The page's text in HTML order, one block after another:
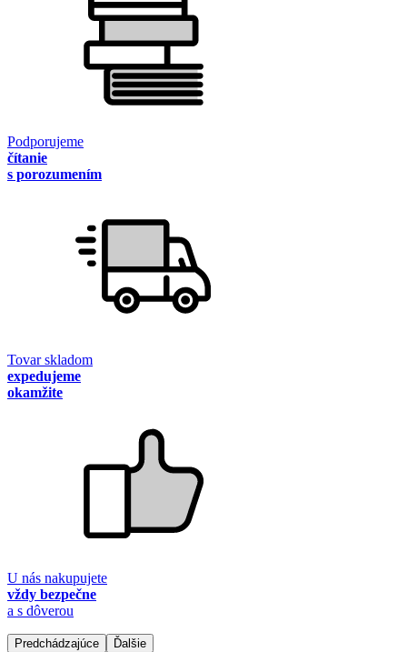
Podporujeme
čítanie
s porozumením
Tovar skladom
expedujeme
okamžite
U nás nakupujete
vždy bezpečne
a s dôverou
Predchádzajúce Ďalšie